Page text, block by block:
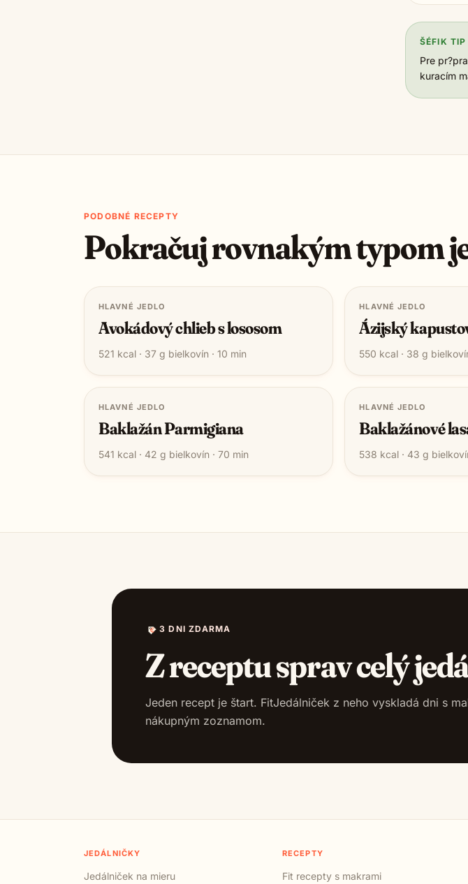
ŠÉFIK TIP
Pre
kuracím
PODOBNÉ RECEPTY
Pokračuj rovnakým typom
HLAVNÉ JEDLO
Avokádový chlieb s lososom
521 kcal · 37 g bielkovín · 10 min
HLAVNÉ JEDLO
Ázijský
550 kcal · 38 g
HLAVNÉ JEDLO
Baklažán Parmigiana
541 kcal · 42 g bielkovín · 70 min
HLAVNÉ JEDLO
Baklažánové
538 kcal · 43 g
3 DNI ZDARMA
Z receptu sprav celý
Jeden recept je štart. FitJedálniček z neho vyskladá dni s
nákupným zoznamom.
JEDÁLNIČKY
Jedálniček na mieru
RECEPTY
Fit recepty s makrami